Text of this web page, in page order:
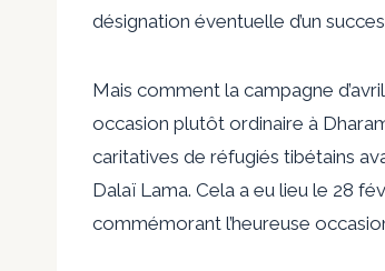
désignation éventuelle d’un
Mais comment la campagne
occasion plutôt ordinaire à
caritatives de réfugiés tibétains
Dalaï Lama. Cela a eu lieu le 28
commémorant l’heureuse